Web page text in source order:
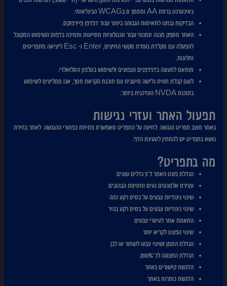
באינטרנט ברמת AA ומסמך WCAG2.0 הבינלאומי.
הבדיקות נבחנו לתאימות הגבוהה ביותר עבור דפדפן פיירפוקס.
האתר מספק מבנה סמנטי עבור טכנולוגיות מסייעות ותמיכה בדפוס השימוש המקובל
להפעלה עם מקלדת בעזרת מקשי החיצים, Enter ו- Esc ליציאה מתפריטים
וחלונות.
מותאם לתצוגה בדפדפנים הנפוצים ולשימוש בטלפון הסלואלרי.
לשם קבלת חווית גלישה מיטבית עם תוכנת הקראת מסך, אנו ממליצים לשימוש
בתוכנת NVDA העדכנית ביותר.
תפעול האתר ועזרי נגישות
באתר מוצב תפריט הנגשה. לחיצה על התפריט מאפשרת פתיחת כפתורי ההנגשה. לאחר בחירת
נושא בתפריט יש להמתין לטעינת הדף.
מה בתפריט?
הגדלת פונט האתר ל־5 גדלים שונים
עצירת אלמנטים נעים וחסימת הבהובים
שינוי ניגודיות צבעים על בסיס רקע כהה
שינוי ניגודיות צבעים על בסיס רקע בהיר
התאמת אתר לעיוורי צבעים
שינוי הפונט לקריא יותר
הגדלת הסמן ושינוי צבעו לשחור או לבן
הגדלת התצוגה לכ־200%
הדגשת קישורים באתר
הדגשת כותרות באתר